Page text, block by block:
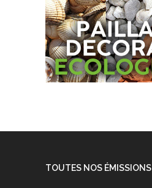
TOUTES NOS ÉMISSIONS